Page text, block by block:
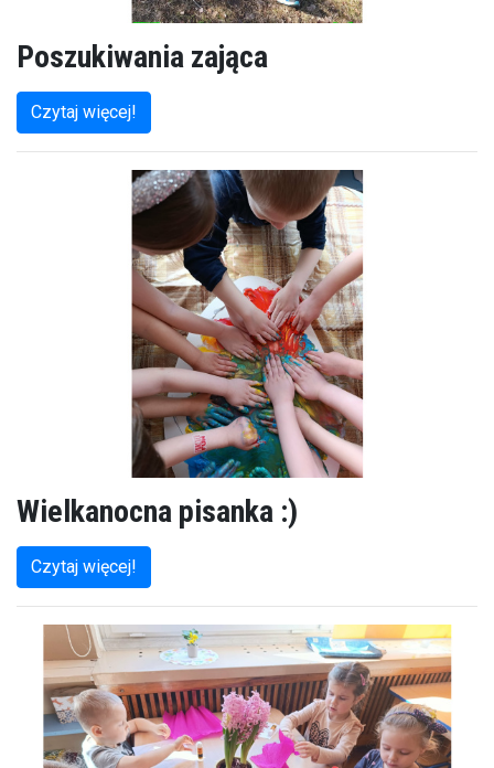
Poszukiwania zająca
Czytaj więcej!
Wielkanocna pisanka :)
Czytaj więcej!